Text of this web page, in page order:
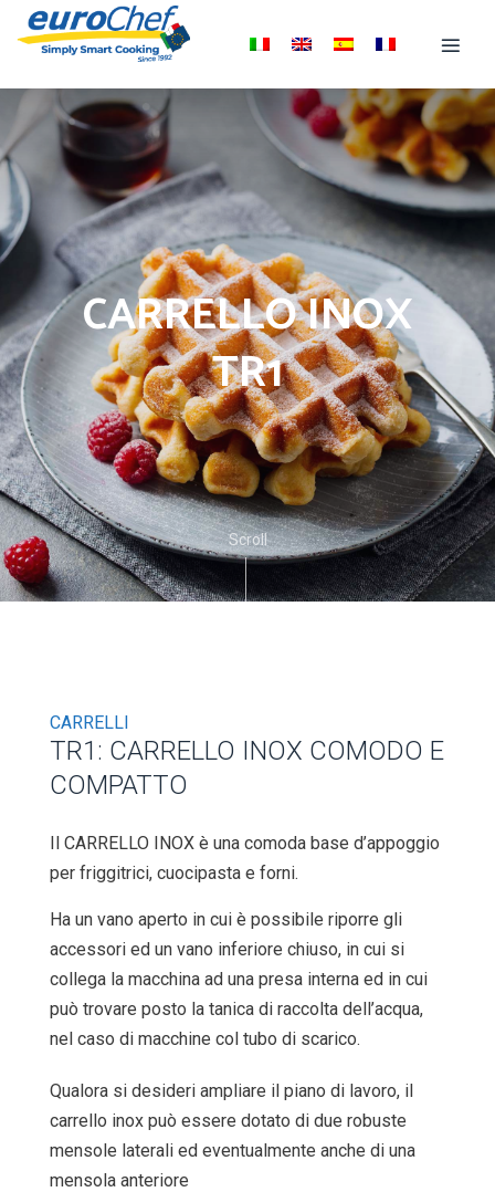
CARRELLO INOX
TR1
Scroll
CARRELLI
TR1: CARRELLO INOX COMODO E
COMPATTO
Il CARRELLO INOX è una comoda base d’appoggio
per friggitrici, cuocipasta e forni.
Ha un vano aperto in cui è possibile riporre gli
accessori ed un vano inferiore chiuso, in cui si
collega la macchina ad una presa interna ed in cui
può trovare posto la tanica di raccolta dell’acqua,
nel caso di macchine col tubo di scarico.
Qualora si desideri ampliare il piano di lavoro, il
carrello inox può essere dotato di due robuste
mensole laterali ed eventualmente anche di una
mensola anteriore